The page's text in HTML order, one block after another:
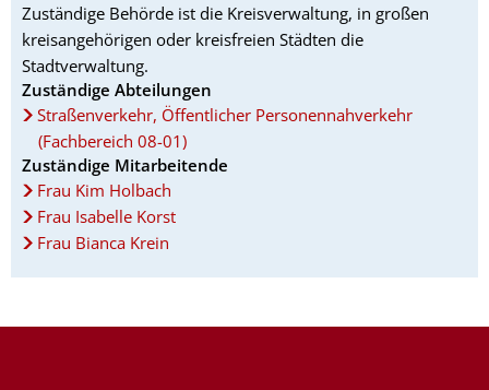
Zuständige Behörde ist die Kreisverwaltung, in großen
kreisangehörigen oder kreisfreien Städten die
Stadtverwaltung.
Zuständige Abteilungen
Straßenverkehr, Öffentlicher Personennahverkehr
(Fachbereich 08-01)
Zuständige Mitarbeitende
Frau Kim Holbach
Frau Isabelle Korst
Frau Bianca Krein